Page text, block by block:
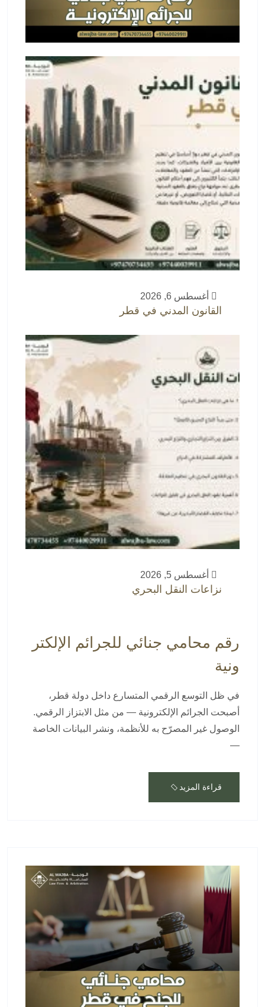
أغسطس 6, 2026
القانون المدني في قطر
أغسطس 5, 2026
نزاعات النقل البحري
رقم محامي جنائي للجرائم الإلكتر
ونية
في ظل التوسع الرقمي المتسارع داخل دولة قطر،
أصبحت الجرائم الإلكترونية — من مثل الابتزاز الرقمي.
الوصول غير المصرّح به للأنظمة، ونشر البيانات الخاصة
—
قراءة المزيد